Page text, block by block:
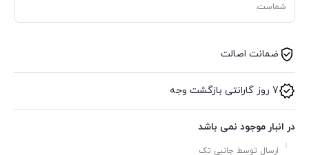
شماست.
ضمانت اصالت
7 روز گارانتی بازگشت وجه
در انبار موجود نمی باشد
ارسال توسط جانبی تک